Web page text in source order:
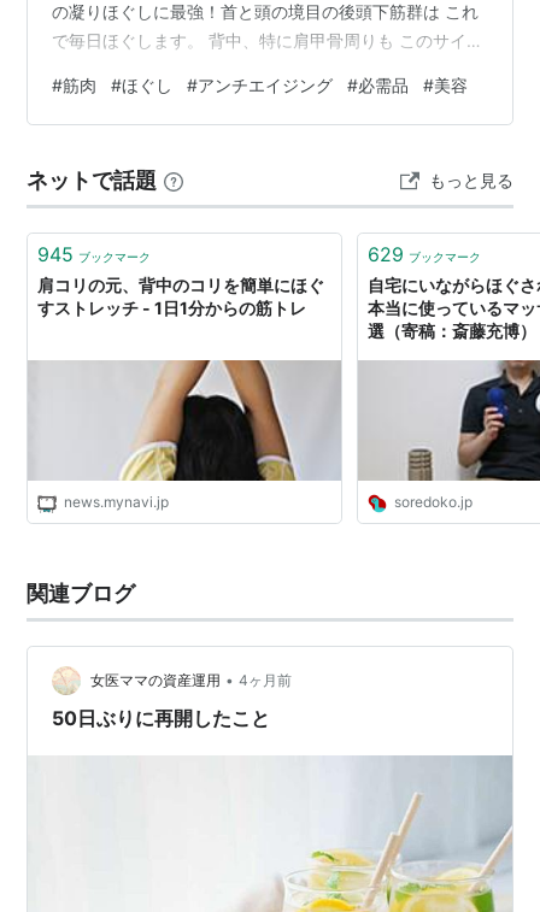
の凝りほぐしに最強！首と頭の境目の後頭下筋群は これ
で毎日ほぐします。 背中、特に肩甲骨周りも このサイズ
ちらの方が 硬さが程よくて お気に入りです。肩回りや体
側を 広範囲にほぐしたいときは これが効率的。 太腿や
別のものを 買ったのですが これに買い換えました。 ど
れか一個だと ほぐしきれないので全部いつも旅先にも 持
参していま…
#筋肉 #ほぐし #アンチエイジング #必需品 #美容
ネットで話題 もっと見る
945 ブックマーク
肩コリの元、背中のコリを簡単にほぐ
すストレッチ - 1日1分からの筋トレ
news.mynavi.jp
629 ブックマーク
自宅にいながらほぐ
本当に使っているマ
選（寄稿：斎藤充博
soredoko.jp
関連ブログ
女医ママの資産運用 • 4ヶ月前
50日ぶりに再開したこと